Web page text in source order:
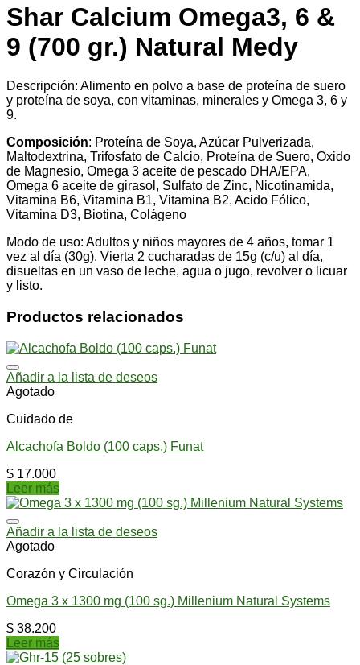
cantidad
Shar Calcium Omega3, 6 &
9 (700 gr.) Natural Medy
Descripción: Alimento en polvo a base de proteína de suero
y proteína de soya, con vitaminas, minerales y Omega 3, 6 y
9.
Composición: Proteína de Soya, Azúcar Pulverizada,
Maltodextrina, Trifosfato de Calcio, Proteína de Suero, Oxido
de Magnesio, Omega 3 aceite de pescado DHA/EPA,
Omega 6 aceite de girasol, Sulfato de Zinc, Nicotinamida,
Vitamina B6, Vitamina B1, Vitamina B2, Acido Fólico,
Vitamina D3, Biotina, Colágeno
Modo de uso: Adultos y niños mayores de 4 años, tomar 1
vez al día (30g). Vierta 2 cucharadas de 15g (c/u) al día,
disueltas en un vaso de leche, agua o jugo, revolver o licuar
y listo.
Productos relacionados
Añadir a la lista de deseos
Agotado
Cuidado de
Alcachofa Boldo (100 caps.) Funat
$ 17.000
Leer más
Añadir a la lista de deseos
Agotado
Corazón y Circulación
Omega 3 x 1300 mg (100 sg.) Millenium Natural Systems
$ 38.200
Leer más